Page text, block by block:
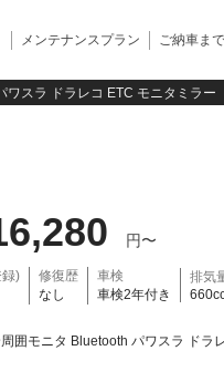
メンテナンスプラン ご納車ま
スラ ドラレコ ETC モニタミラー
円〜
)
修復歴
なし
車検
車検2年付き
排気
囲モニタ Bluetooth パワスラ ドラ